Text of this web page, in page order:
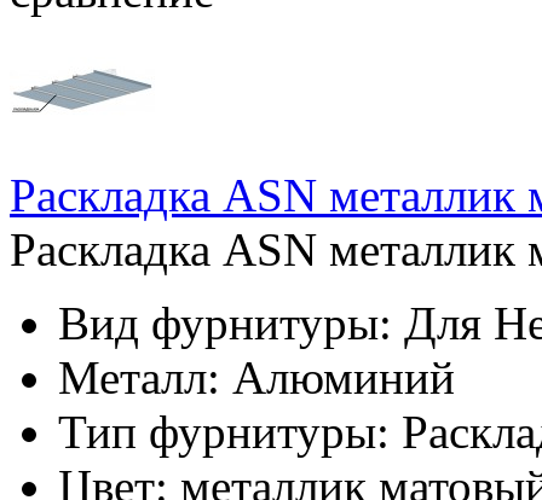
Раскладка ASN
Раскладка ASN
Вид фурнитуры: Для
Металл: Алюминий
Тип фурнитуры:
Цвет: металлик